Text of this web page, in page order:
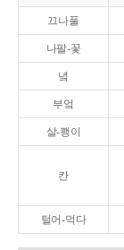
끄나풀
나팔-꽃
녘
부엌
살-쾡이
칸
털어-먹다